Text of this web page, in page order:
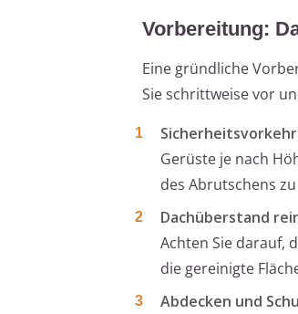
Vorbereitung:
Eine gründliche
Sie schrittweise vor
Gerüste je nach
des Abrutschens
Dachüberstand
Achten Sie darauf,
die gereinigte
Abdecken und